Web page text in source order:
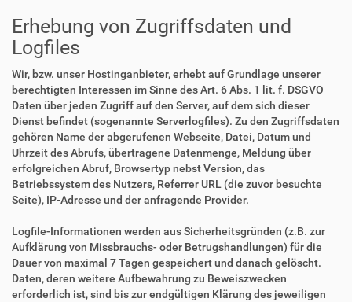
Erhebung von Zugriffsdaten und
Logfiles
Wir, bzw. unser Hostinganbieter, erhebt auf Grundlage unserer
berechtigten Interessen im Sinne des Art. 6 Abs. 1 lit. f. DSGVO
Daten über jeden Zugriff auf den Server, auf dem sich dieser
Dienst befindet (sogenannte Serverlogfiles). Zu den Zugriffsdaten
gehören Name der abgerufenen Webseite, Datei, Datum und
Uhrzeit des Abrufs, übertragene Datenmenge, Meldung über
erfolgreichen Abruf, Browsertyp nebst Version, das
Betriebssystem des Nutzers, Referrer URL (die zuvor besuchte
Seite), IP-Adresse und der anfragende Provider.
Logfile-Informationen werden aus Sicherheitsgründen (z.B. zur
Aufklärung von Missbrauchs- oder Betrugshandlungen) für die
Dauer von maximal 7 Tagen gespeichert und danach gelöscht.
Daten, deren weitere Aufbewahrung zu Beweiszwecken
erforderlich ist, sind bis zur endgültigen Klärung des jeweiligen